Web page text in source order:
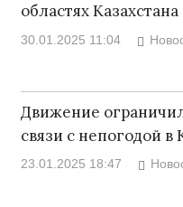
областях Казахстана
30.01.2025 11:04
Движение
связи с непогодой в
23.01.2025 18:47